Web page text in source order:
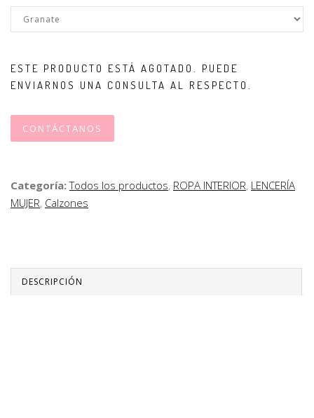
ESTE PRODUCTO ESTÁ AGOTADO. PUEDE
ENVIARNOS UNA CONSULTA AL RESPECTO.
CONTÁCTANOS
Categoría:Todos los productos, ROPA INTERIOR, LENCERÍA
MUJER, Calzones
DESCRIPCIÓN